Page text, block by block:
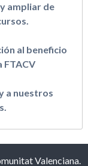
ampliar de
al beneficio
FTACV
a nuestros
Valenciana.